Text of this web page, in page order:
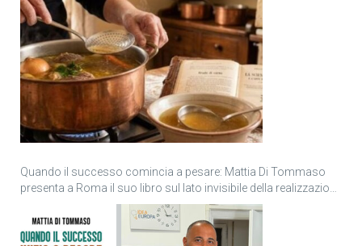
Quando il successo comincia a pesare: Mattia Di Tommaso
presenta a Roma il suo libro sul lato invisibile della realizzazione